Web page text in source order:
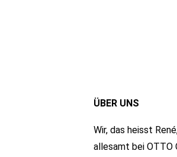
ÜBER UNS
Wir, das heisst
allesamt bei OTTO